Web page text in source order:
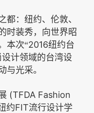
都：纽约、伦敦、
时装秀，向世界昭
本次“2016纽约台
计领域的台湾设
与光采。
(TFDA Fashion
约FIT流行设计学